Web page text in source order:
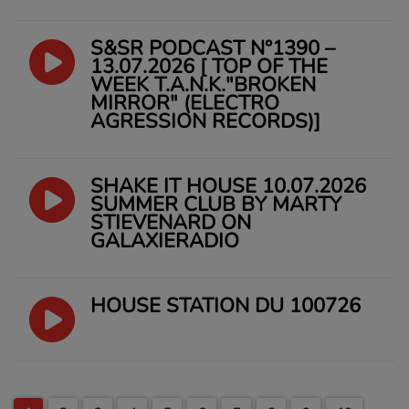
S&SR PODCAST N°1390 –
13.07.2026 [ TOP OF THE
WEEK T.A.N.K."BROKEN
MIRROR" (ELECTRO
AGRESSION RECORDS)]
SHAKE IT HOUSE 10.07.2026
SUMMER CLUB BY MARTY
STIEVENARD ON
GALAXIERADIO
HOUSE STATION DU 100726